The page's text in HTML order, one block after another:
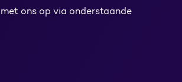
ons op via onderstaande